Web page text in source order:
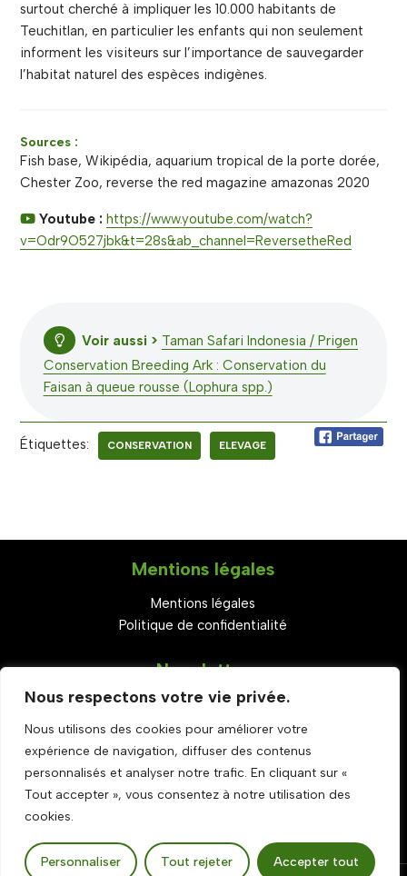
Nous respectons votre vie privée.
Nous utilisons des cookies pour améliorer votre
expérience de navigation, diffuser des contenus
personnalisés et analyser notre trafic. En cliquant sur «
Tout accepter », vous consentez à notre utilisation des
cookies.
Personnaliser Tout rejeter Accepter tout
surtout cherché à impliquer les 10.000 habitants de
Teuchitlan, en particulier les enfants qui non seulement
informent les visiteurs sur l’importance de sauvegarder
l’habitat naturel des espèces indigènes.
Sources :
Fish base, Wikipédia, aquarium tropical de la porte dorée,
Chester Zoo, reverse the red magazine amazonas 2020
Youtube : https://www.youtube.com/watch?
v=Odr9O527jbk&t=28s&ab_channel=ReversetheRed
Voir aussi > Taman Safari Indonesia / Prigen
Conservation Breeding Ark : Conservation du
Faisan à queue rousse (Lophura spp.)
Étiquettes: CONSERVATION ELEVAGE
Mentions légales
Mentions légales
Politique de confidentialité
Newsletter
Rejoignez-nous
Set Youtube Channel ID